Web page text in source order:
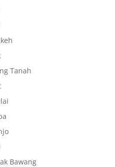
Tanah
Bawang